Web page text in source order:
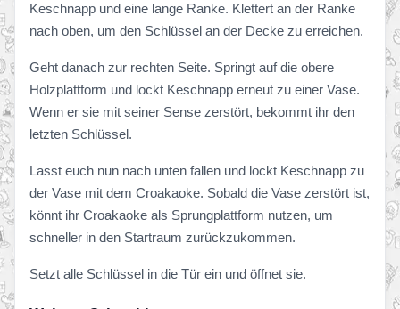
Keschnapp und eine lange Ranke. Klettert an der Ranke
nach oben, um den Schlüssel an der Decke zu erreichen.
Geht danach zur rechten Seite. Springt auf die obere
Holzplattform und lockt Keschnapp erneut zu einer Vase.
Wenn er sie mit seiner Sense zerstört, bekommt ihr den
letzten Schlüssel.
Lasst euch nun nach unten fallen und lockt Keschnapp zu
der Vase mit dem Croakaoke. Sobald die Vase zerstört ist,
könnt ihr Croakaoke als Sprungplattform nutzen, um
schneller in den Startraum zurückzukommen.
Setzt alle Schlüssel in die Tür ein und öffnet sie.